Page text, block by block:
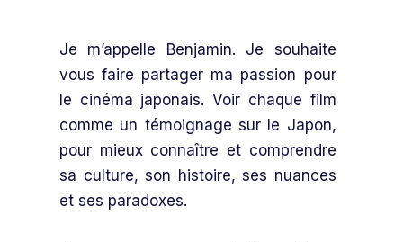
Je m’appelle Benjamin. Je souhaite
vous faire partager ma passion pour
le cinéma japonais. Voir chaque film
comme un témoignage sur le Japon,
pour mieux connaître et comprendre
sa culture, son histoire, ses nuances
et ses paradoxes.